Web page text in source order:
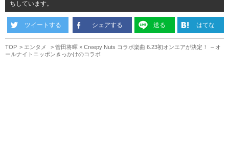
ちしています。
ツイートする シェアする 送る はてな
TOP エンタメ
菅田将暉 × Creepy Nuts コラボ楽曲 6.23初オンエアが決定！ ～オ
ールナイトニッポンきっかけのコラボ